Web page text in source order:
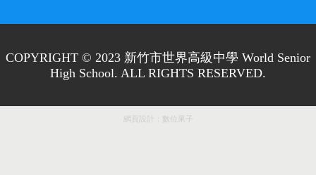
COPYRIGHT © 2023 新竹市世界高級中學 World Senior
High School. ALL RIGHTS RESERVED.
網頁設計： 數位果子